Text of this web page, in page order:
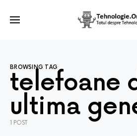
BROWSING TAG
telefoane
ultima
1 POST